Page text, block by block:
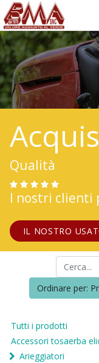
Qualità
I nostri clienti
IL NOSTRO
Ordinare per:
Tutti i prodotti
Accessori tosaerba
Arieggiatori